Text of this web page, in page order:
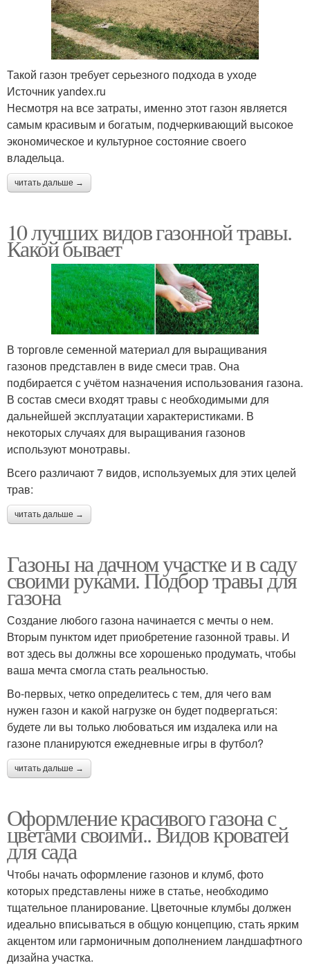
Такой газон требует серьезного подхода в уходе
Источник yandex.ru
Несмотря на все затраты, именно этот газон является
самым красивым и богатым, подчеркивающий высокое
экономическое и культурное состояние своего
владельца.
читать дальше →
10 лучших видов газонной травы.
Какой бывает
В торговле семенной материал для выращивания
газонов представлен в виде смеси трав. Она
подбирается с учётом назначения использования газона.
В состав смеси входят травы с необходимыми для
дальнейшей эксплуатации характеристиками. В
некоторых случаях для выращивания газонов
используют монотравы.
Всего различают 7 видов, используемых для этих целей
трав:
читать дальше →
Газоны на дачном участке и в саду
своими руками. Подбор травы для
газона
Создание любого газона начинается с мечты о нем.
Вторым пунктом идет приобретение газонной травы. И
вот здесь вы должны все хорошенько продумать, чтобы
ваша мечта смогла стать реальностью.
Во-первых, четко определитесь с тем, для чего вам
нужен газон и какой нагрузке он будет подвергаться:
будете ли вы только любоваться им издалека или на
газоне планируются ежедневные игры в футбол?
читать дальше →
Оформление красивого газона с
цветами своими.. Видов кроватей
для сада
Чтобы начать оформление газонов и клумб, фото
которых представлены ниже в статье, необходимо
тщательное планирование. Цветочные клумбы должен
идеально вписываться в общую концепцию, стать ярким
акцентом или гармоничным дополнением ландшафтного
дизайна участка.